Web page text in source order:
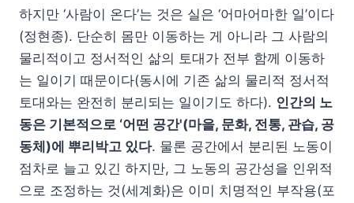
하지만 ‘사람이 온다’는 것은 실은 ‘어마어마한 일’이다
(정현종). 단순히 몸만 이동하는 게 아니라 그 사람의
물리적이고 정서적인 삶의 토대가 전부 함께 이동하
는 일이기 때문이다(동시에 기존 삶의 물리적 정서적
토대와는 완전히 분리되는 일이기도 하다). 인간의 노
동은 기본적으로 ‘어떤 공간'(마을, 문화, 전통, 관습, 공
동체)에 뿌리박고 있다. 물론 공간에서 분리된 노동이
점차로 늘고 있긴 하지만, 그 노동의 공간성을 인위적
으로 조정하는 것(세계화)은 이미 치명적인 부작용(포